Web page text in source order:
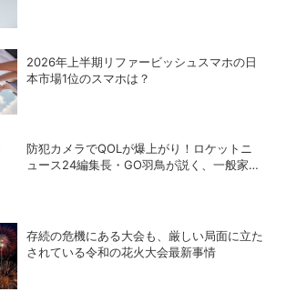
2026年上半期リファービッシュスマホの日
本市場1位のスマホは？
防犯カメラでQOLが爆上がり！ロケットニ
ュース24編集長・GO羽鳥が説く、一般家庭
存続の危機にある大会も、厳しい局面に立た
されている令和の花火大会最新事情